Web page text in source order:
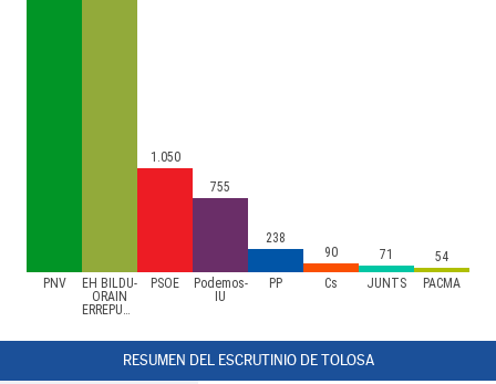
PNV
EH BILDU-
ORAIN
ERREPUBLIKAK
PSOE
Podemos-
IU
PP Cs JUNTS PACMA
1.050
755
238
90
71 54
RESUMEN DEL ESCRUTINIO DE TOLOSA